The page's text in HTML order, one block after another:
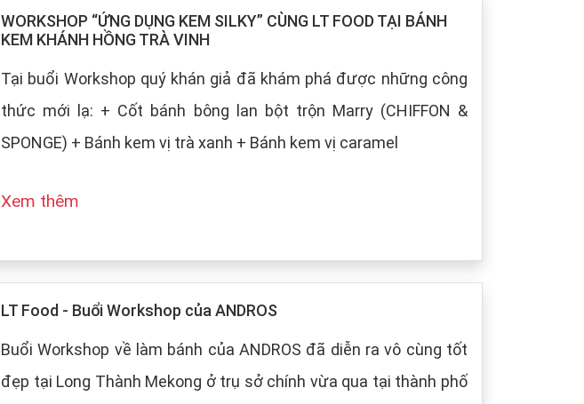
WORKSHOP “ỨNG DỤNG KEM SILKY” CÙNG LT FOOD TẠI BÁNH
KEM KHÁNH HỒNG TRÀ VINH
Tại buổi Workshop quý khán giả đã khám phá được những công
thức mới lạ: + Cốt bánh bông lan bột trộn Marry (CHIFFON &
SPONGE) + Bánh kem vị trà xanh + Bánh kem vị caramel
Xem thêm
LT Food - Buổi Workshop của ANDROS
Buổi Workshop về làm bánh của ANDROS đã diễn ra vô cùng tốt
đẹp tại Long Thành Mekong ở trụ sở chính vừa qua tại thành phố